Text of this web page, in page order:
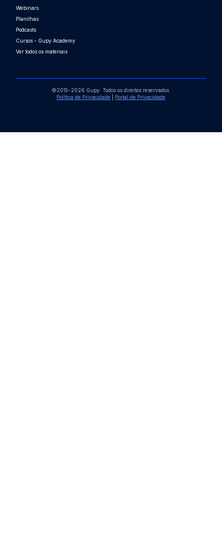
Webinars
Planilhas
Podcasts
Cursos - Gupy Academy
Ver todos os materiais
©2015-2026 Gupy. Todos os direitos reservados.
Política de Privacidade
Portal de Privacidade